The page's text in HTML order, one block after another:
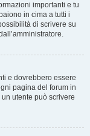
importanti e tu
in cima a tutti i
di scrivere su
e dovrebbero essere
pagina del forum in
utente può scrivere